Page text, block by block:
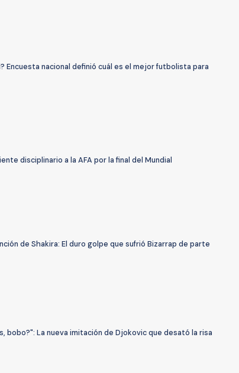
Encuesta nacional definió cuál es el mejor futbolista para
disciplinario a la AFA por la final del Mundial
de Shakira: El duro golpe que sufrió Bizarrap de parte
bobo?": La nueva imitación de Djokovic que desató la risa